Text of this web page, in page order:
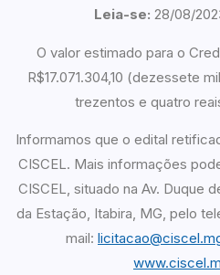
Leia-se: 28/08/
O valor estimado para o
R$17.071.304,10 (dezessete
trezentos e quatro
Informamos que o edital
CISCEL. Mais informações
CISCEL, situado na Av. Duque
da Estação, Itabira, MG, pelo
mail: